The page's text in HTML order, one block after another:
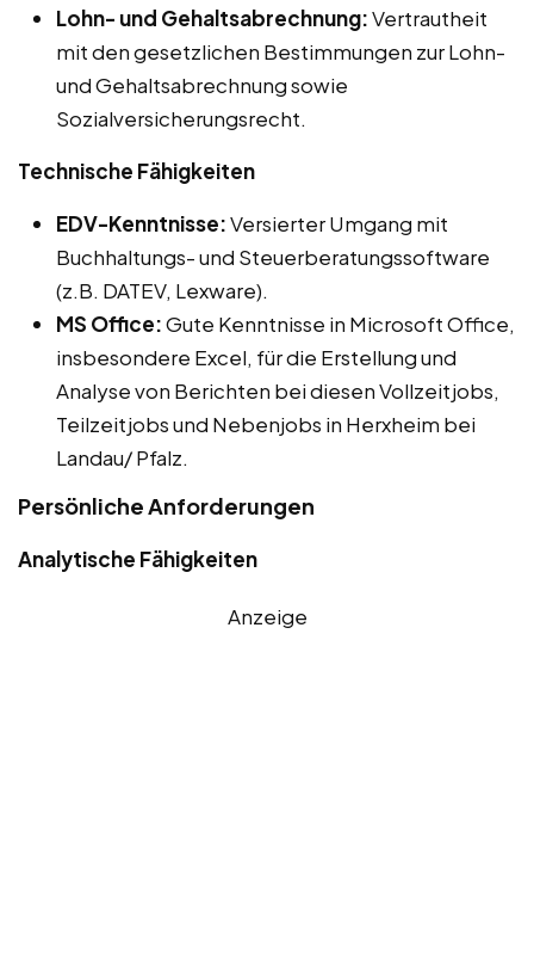
Lohn- und Gehaltsabrechnung:Vertrautheit
mit den gesetzlichen Bestimmungen zur Lohn-
und Gehaltsabrechnung sowie
Sozialversicherungsrecht.
Technische Fähigkeiten
EDV-Kenntnisse:Versierter Umgang mit
Buchhaltungs- und Steuerberatungssoftware
(z.B. DATEV, Lexware).
MS Office:Gute Kenntnisse in Microsoft Office,
insbesondere Excel, für die Erstellung und
Analyse von Berichten bei diesen Vollzeitjobs,
Teilzeitjobs und Nebenjobs in Herxheim bei
Landau/ Pfalz.
Persönliche Anforderungen
Analytische Fähigkeiten
Anzeige